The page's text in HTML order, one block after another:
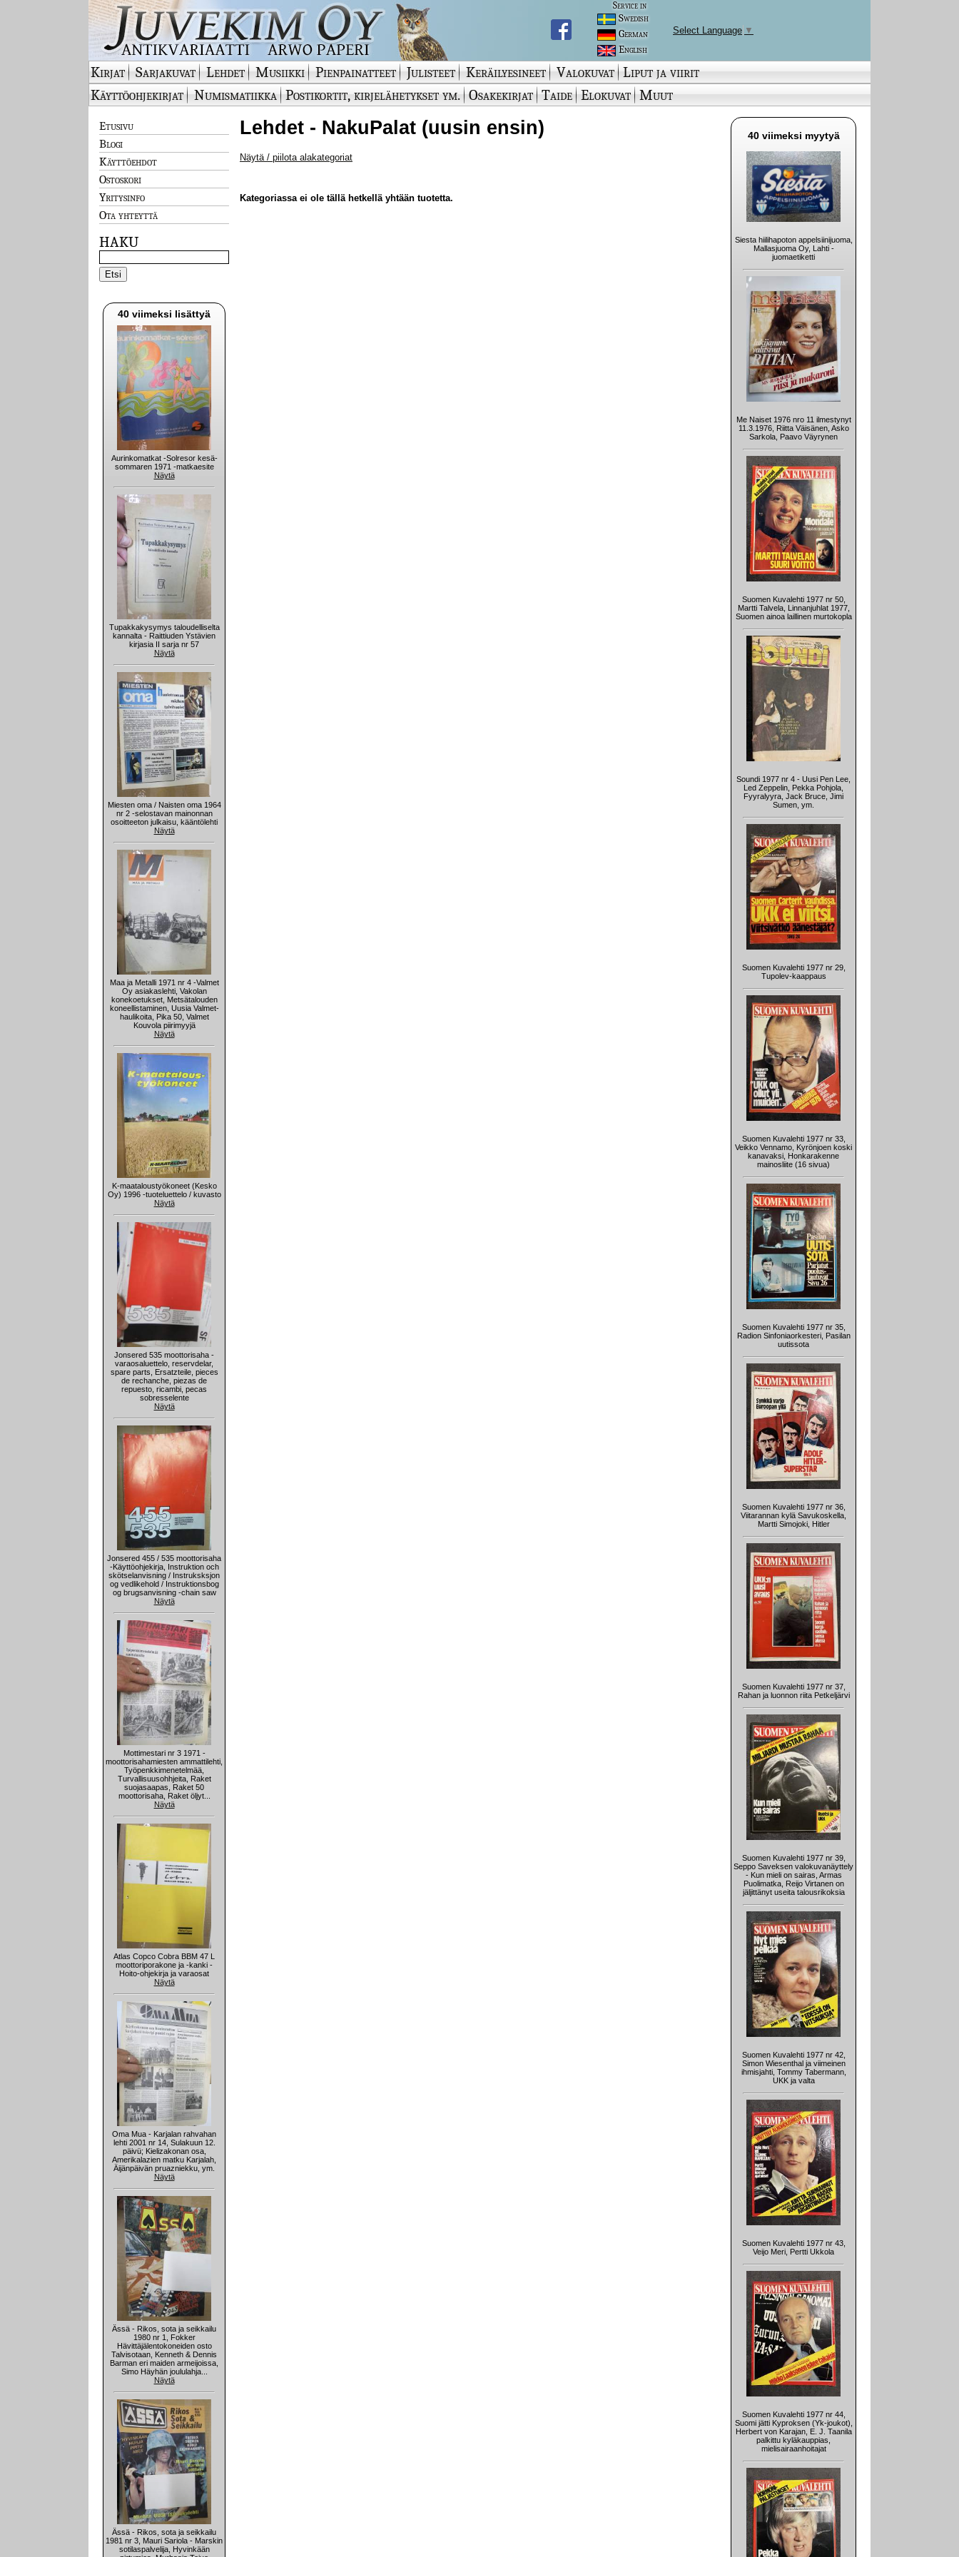
Service in
Swedish
German
English
Select Language ▼
Kirjat Sarjakuvat Lehdet Musiikki Pienpainatteet Julisteet Keräilyesineet Valokuvat Liput ja viirit
Käyttöohjekirjat
Numismatiikka Postikortit, kirjelähetykset ym. Osakekirjat Taide Elokuvat Muut
Etusivu
Blogi
Käyttöehdot
Ostoskori
Yritysinfo
Ota yhteyttä
HAKU
40 viimeksi lisättyä
Aurinkomatkat -Solresor kesä-
sommaren 1971 -matkaesite
Näytä
Tupakkakysymys taloudelliselta
kannalta - Raittiuden Ystävien
kirjasia II sarja nr 57
Näytä
Miesten oma / Naisten oma 1964
nr 2 -selostavan mainonnan
osoitteeton julkaisu, kääntölehti
Näytä
Maa ja Metalli 1971 nr 4 -Valmet
Oy asiakaslehti, Vakolan
konekoetukset, Metsätalouden
koneellistaminen, Uusia Valmet-
haulikoita, Pika 50, Valmet
Kouvola piirimyyjä
Näytä
K-maataloustyökoneet (Kesko
Oy) 1996 -tuoteluettelo / kuvasto
Näytä
Jonsered 535 moottorisaha -
varaosaluettelo, reservdelar,
spare parts, Ersatzteile, pieces
de rechanche, piezas de
repuesto, ricambi, pecas
sobresselente
Näytä
Jonsered 455 / 535 moottorisaha
-Käyttöohjekirja, Instruktion och
skötselanvisning / Instruksksjon
og vedlikehold / Instruktionsbog
og brugsanvisning -chain saw
Näytä
Mottimestari nr 3 1971 -
moottorisahamiesten ammattilehti,
Työpenkkimenetelmää,
Turvallisuusohhjeita, Raket
suojasaapas, Raket 50
moottorisaha, Raket öljyt...
Näytä
Atlas Copco Cobra BBM 47 L
moottoriporakone ja -kanki -
Hoito-ohjekirja ja varaosat
Näytä
Oma Mua - Karjalan rahvahan
lehti 2001 nr 14, Sulakuun 12.
päivü; Kielizakonan osa,
Amerikalazien matku Karjalah,
Äijänpäivän pruazniekku, ym.
Näytä
Ässä - Rikos, sota ja seikkailu
1980 nr 1, Fokker
Hävittäjälentokoneiden osto
Talvisotaan, Kenneth & Dennis
Barman eri maiden armeijoissa,
Simo Häyhän joululahja...
Näytä
Ässä - Rikos, sota ja seikkailu
1981 nr 3, Mauri Sariola - Marskin
sotilaspalvelija, Hyvinkään
Lehdet - NakuPalat (uusin ensin)
Näytä / piilota alakategoriat
Kategoriassa ei ole tällä hetkellä yhtään tuotetta.
40 viimeksi myytyä
Siesta hiilihapoton appelsiinijuoma,
Mallasjuoma Oy, Lahti -
juomaetiketti
Me Naiset 1976 nro 11 ilmestynyt
11.3.1976, Riitta Väisänen, Asko
Sarkola, Paavo Väyrynen
Suomen Kuvalehti 1977 nr 50,
Martti Talvela, Linnanjuhlat 1977,
Suomen ainoa laillinen murtokopla
Soundi 1977 nr 4 - Uusi Pen Lee,
Led Zeppelin, Pekka Pohjola,
Fyyralyyra, Jack Bruce, Jimi
Sumen, ym.
Suomen Kuvalehti 1977 nr 29,
Tupolev-kaappaus
Suomen Kuvalehti 1977 nr 33,
Veikko Vennamo, Kyrönjoen koski
kanavaksi, Honkarakenne
mainosliite (16 sivua)
Suomen Kuvalehti 1977 nr 35,
Radion Sinfoniaorkesteri, Pasilan
uutissota
Suomen Kuvalehti 1977 nr 36,
Viitarannan kylä Savukoskella,
Martti Simojoki, Hitler
Suomen Kuvalehti 1977 nr 37,
Rahan ja luonnon riita Petkeljärvi
Suomen Kuvalehti 1977 nr 39,
Seppo Saveksen valokuvanäyttely
- Kun mieli on sairas, Armas
Puolimatka, Reijo Virtanen on
jäljittänyt useita talousrikoksia
Suomen Kuvalehti 1977 nr 42,
Simon Wiesenthal ja viimeinen
ihmisjahti, Tommy Tabermann,
UKK ja valta
Suomen Kuvalehti 1977 nr 43,
Veijo Meri, Pertti Ukkola
Suomen Kuvalehti 1977 nr 44,
Suomi jätti Kyproksen (Yk-joukot),
Herbert von Karajan, E. J. Taanila
palkittu kyläkauppias,
mielisairaanhoitajat